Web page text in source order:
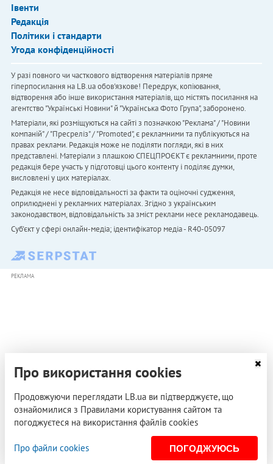
Івенти
Редакція
Політики і стандарти
Угода конфіденційності
У разі повного чи часткового відтворення матеріалів пряме
гіперпосилання на LB.ua обов'язкове! Передрук, копіювання,
відтворення або інше використання матеріалів, що містять посилання на
агентство "Українськi Новини" й "Українська Фото Група", заборонено.
Матеріали, які розміщуються на сайті з позначкою "Реклама" / "Новини
компаній" / "Пресреліз" / "Promoted", є рекламними та публікуються на
правах реклами. Редакція може не поділяти погляди, які в них
представлені. Матеріали з плашкою СПЕЦПРОЄКТ є рекламними, проте
редакція бере участь у підготовці цього контенту і поділяє думки,
висловлені у цих матеріалах.
Редакція не несе відповідальності за факти та оціночні судження,
оприлюднені у рекламних матеріалах. Згідно з українським
законодавством, відповідальність за зміст реклами несе рекламодавець.
Cуб'єкт у сфері онлайн-медіа; ідентифікатор медіа - R40-05097
РЕКЛАМА
Про використання cookies
Продовжуючи переглядати LB.ua ви підтверджуєте, що
ознайомилися з Правилами користування сайтом та
погоджуєтеся на використання файлів cookies
Про файли cookies ПОГОДЖУЮСЬ